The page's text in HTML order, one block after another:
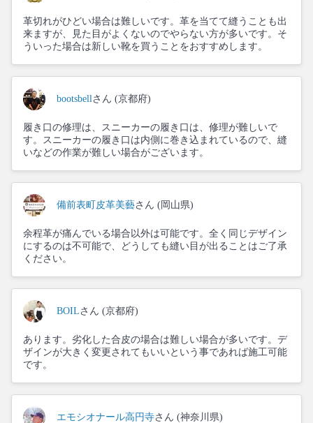
革切れがひどい場合は難しいです。革を当てて縫うことも出
来ますが、見た目がよくないのでやらない方が多いです。そ
ういった場合は新しい靴を買うことをおすすめします。
bootsbellさん (京都府)
履き口の修理は、スニーカーの履き口は、修理が難しいで
す。スニーカーの履き口は内側に巻き込まれているので、縫
いなどの作業が難しい場合がございます。
備前表町皮革美藝さん (岡山県)
余程革が痛んでいる場合以外は可能です。全く同じデザイン
にするのは不可能で、どうしても縫い目が出ることはご了承
ください。
BOIL さん (京都府)
あります。劣化した合皮の場合は難しい場合が多いです。デ
ザインが大きく変更されてもいいという事であれば施工可能
です。
エモシオナール高円寺さん (神奈川県)